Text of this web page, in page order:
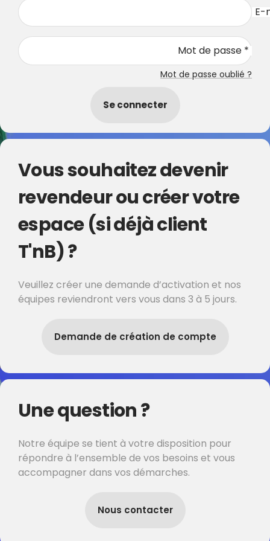
E-
Mot de passe *
Mot de passe oublié ?
Se connecter
Vous souhaitez devenir
revendeur ou créer votre
espace (si déjà client
T'nB) ?
Veuillez créer une demande d’activation et nos
équipes reviendront vers vous dans 3 à 5 jours.
Demande de création de compte
Une question ?
Notre équipe se tient à votre disposition pour
répondre à l’ensemble de vos besoins et vous
accompagner dans vos démarches.
Nous contacter